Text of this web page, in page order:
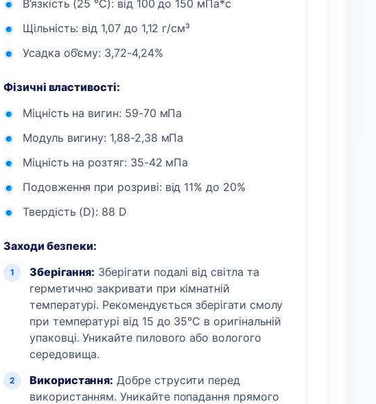
В’язкість (25 °C): від 100 до 150 мПа*с
Щільність: від 1,07 до 1,12 г/см³
Усадка об’єму: 3,72-4,24%
Фізичні властивості:
Міцність на вигин: 59-70 мПа
Модуль вигину: 1,88-2,38 мПа
Міцність на розтяг: 35-42 мПа
Подовження при розриві: від 11% до 20%
Твердість (D): 88 D
Заходи безпеки:
Зберігання: Зберігати подалі від світла та
герметично закривати при кімнатній
температурі. Рекомендується зберігати смолу
при температурі від 15 до 35°C в оригінальній
упаковці. Уникайте пилового або вологого
середовища.
Використання: Добре струсити перед
використанням. Уникайте попадання прямого